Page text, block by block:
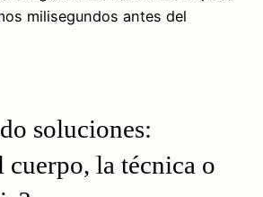
milisegundos antes del
soluciones:
cuerpo, la técnica o